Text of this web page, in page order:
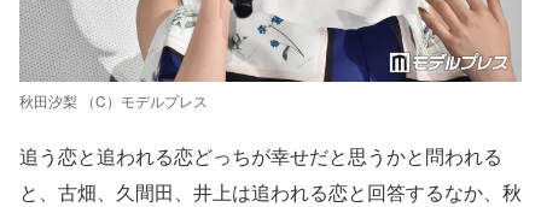
秋田汐梨 （C）モデルプレス
追う恋と追われる恋どっちが幸せだと思うかと問われる
と、古畑、久間田、井上は追われる恋と回答するなか、秋